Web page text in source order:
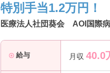
特別手当1.2万円！
医療法人社団葵会 AOI国際
給与 月収 40.0